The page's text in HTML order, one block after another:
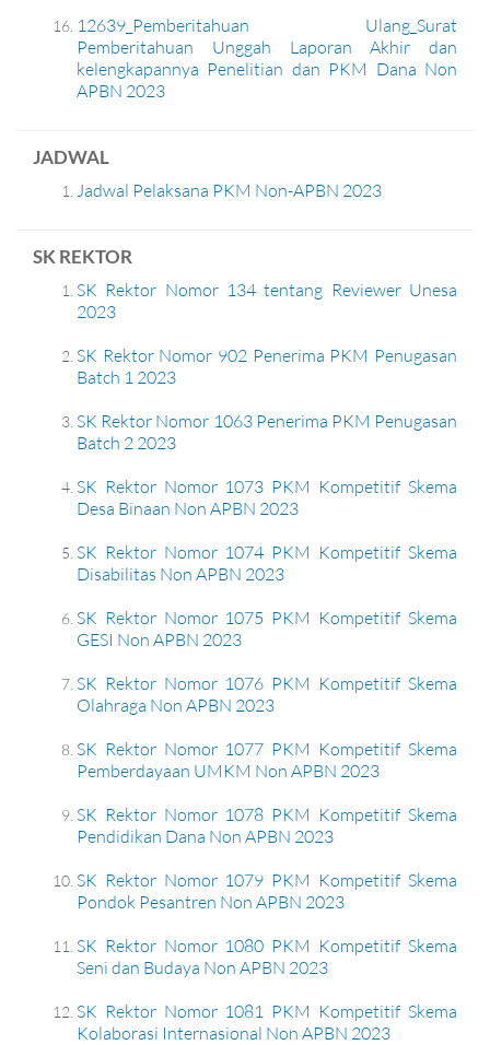
12639_Pemberitahuan Ulang_Surat
Pemberitahuan Unggah Laporan Akhir dan
kelengkapannya Penelitian dan PKM Dana Non
APBN 2023
JADWAL
Jadwal Pelaksana PKM Non-APBN 2023
SK REKTOR
SK Rektor Nomor 134 tentang Reviewer Unesa
2023
SK Rektor Nomor 902 Penerima PKM Penugasan
Batch 1 2023
SK Rektor Nomor 1063 Penerima PKM Penugasan
Batch 2 2023
SK Rektor Nomor 1073 PKM Kompetitif Skema
Desa Binaan Non APBN 2023
SK Rektor Nomor 1074 PKM Kompetitif Skema
Disabilitas Non APBN 2023
SK Rektor Nomor 1075 PKM Kompetitif Skema
GESI Non APBN 2023
SK Rektor Nomor 1076 PKM Kompetitif Skema
Olahraga Non APBN 2023
SK Rektor Nomor 1077 PKM Kompetitif Skema
Pemberdayaan UMKM Non APBN 2023
SK Rektor Nomor 1078 PKM Kompetitif Skema
Pendidikan Dana Non APBN 2023
SK Rektor Nomor 1079 PKM Kompetitif Skema
Pondok Pesantren Non APBN 2023
SK Rektor Nomor 1080 PKM Kompetitif Skema
Seni dan Budaya Non APBN 2023
SK Rektor Nomor 1081 PKM Kompetitif Skema
Kolaborasi Internasional Non APBN 2023